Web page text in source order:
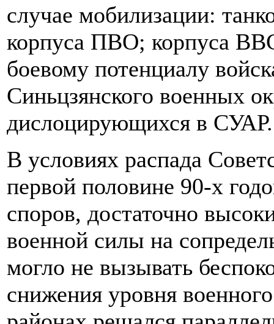
случае мобилизации:
корпуса ПВО; корпуса
боевому потенциалу
Синьцзянского военных
дислоцирующихся в СУАР.
В условиях распада
первой половине 90-х
споров, достаточно
военной силы на
могло не вызывать
снижения уровня